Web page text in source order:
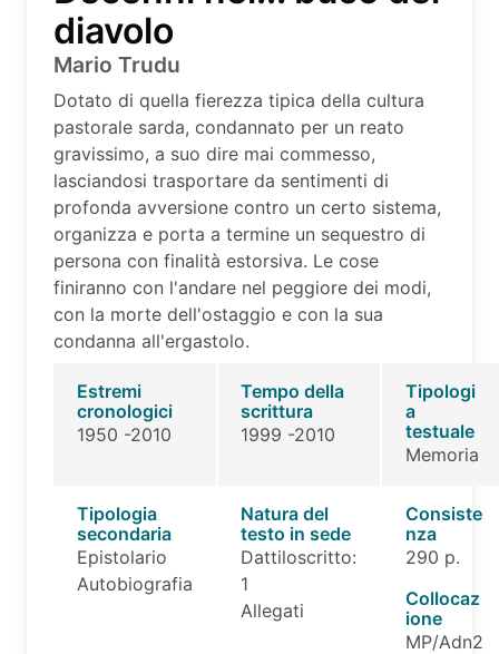
diavolo
Mario Trudu
Dotato di quella fierezza tipica della cultura
pastorale sarda, condannato per un reato
gravissimo, a suo dire mai commesso,
lasciandosi trasportare da sentimenti di
profonda avversione contro un certo sistema,
organizza e porta a termine un sequestro di
persona con finalità estorsiva. Le cose
finiranno con l'andare nel peggiore dei modi,
con la morte dell'ostaggio e con la sua
condanna all'ergastolo.
Estremi
cronologici
1950 -2010
Tempo della
scrittura
1999 -2010
Tipologi
a
testuale
Memoria
Tipologia
secondaria
Epistolario
Autobiografia
Natura del
testo in sede
Dattiloscritto:
1
Allegati
Consiste
nza
290 p.
Collocaz
ione
MP/Adn2